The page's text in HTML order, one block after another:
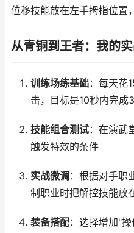
位移技能放在左手拇指位置
从青铜到王者：我的
训练场练基础：每天花
击，目标是10秒内完成
技能组合测试：在演武
触发特效的条件
实战微调 ：根据对手职
制职业时把解控技能放
装备搭配：选择增加"